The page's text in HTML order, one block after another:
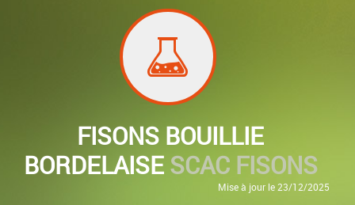
FISONS BOUILLIE
BORDELAISESCAC FISONS
Mise à jour le 23/12/2025